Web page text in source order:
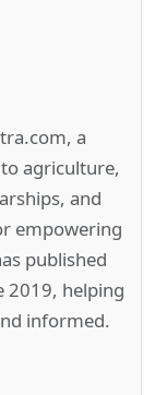
a
agriculture,
and
empowering
published
2019, helping
informed.